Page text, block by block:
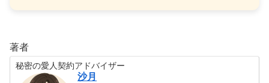
著者
秘密の愛人契約アドバイザー
沙月